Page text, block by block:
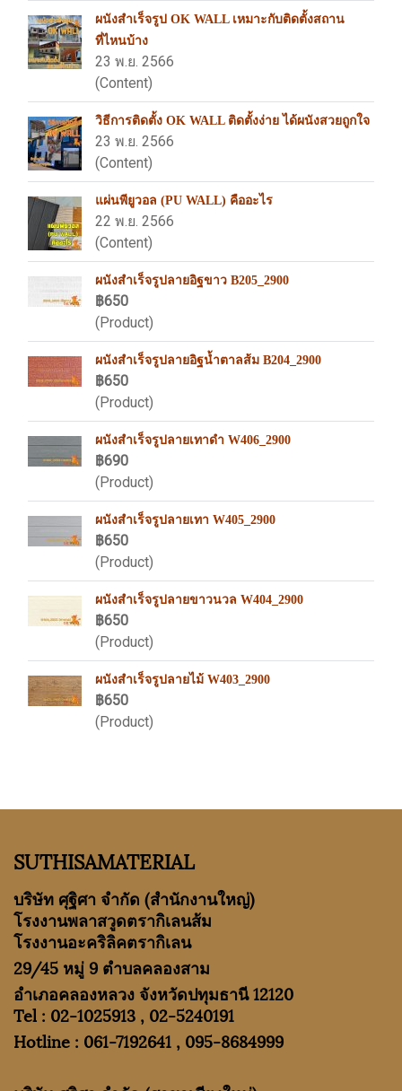
ผนังสำเร็จรูป OK WALL เหมาะกับติดตั้งสถาน
ที่ไหนบ้าง
23 พ.ย. 2566
(Content)
วิธีการติดตั้ง OK WALL ติดตั้งง่าย ได้ผนังสวยถูกใจ
23 พ.ย. 2566
(Content)
แผ่นพียูวอล (PU WALL) คืออะไร
22 พ.ย. 2566
(Content)
ผนังสำเร็จรูปลายอิฐขาว B205_2900
฿650
(Product)
ผนังสำเร็จรูปลายอิฐน้ำตาลส้ม B204_2900
฿650
(Product)
ผนังสำเร็จรูปลายเทาดำ W406_2900
฿690
(Product)
ผนังสำเร็จรูปลายเทา W405_2900
฿650
(Product)
ผนังสำเร็จรูปลายขาวนวล W404_2900
฿650
(Product)
ผนังสำเร็จรูปลายไม้ W403_2900
฿650
(Product)
SUTHISAMATERIAL
บริษัท ศุฐิศา จำกัด (สำนักงานใหญ่)
โรงงานพลาสวูดตรากิเลนส้ม
โรงงานอะคริลิคตรากิเลน
29/45 หมู่ 9 ตำบลคลองสาม
อำเภอคลองหลวง จังหวัดปทุมธานี 12120
Tel : 02-1025913 , 02-5240191
Hotline : 061-7192641 , 095-8684999